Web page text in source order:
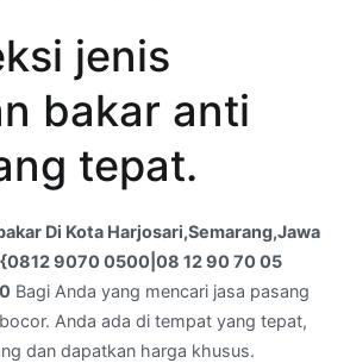
jenis
bakar anti
tepat.
Di Kota Harjosari,Semarang,Jawa
{0812 9070 0500|08 12 90 70 05
Bagi Anda yang mencari jasa pasang
Anda ada di tempat yang tepat,
dan dapatkan harga khusus.